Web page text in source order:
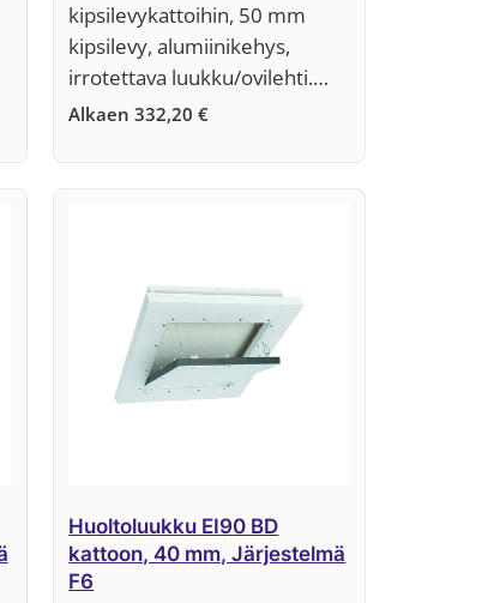
kipsilevykattoihin, 50 mm
kipsilevy, alumiinikehys,
irrotettava luukku/ovilehti.…
Alkaen332,20€
Huoltoluukku EI90 BD
kattoon, 40 mm, Järjestelmä
F6